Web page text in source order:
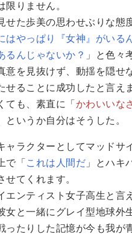
りません。
た歩美の思わせぶりな態
はやっぱり『女神』がいる
るんじゃないか？ 」と色々
意を見抜けず、動揺を隠せ
ることに成功したと言え
も、素直に「 かわいいな
いうか自分はそうした。
ラクターとしてマッドサ
で「 これは人間だ 」とハキ
てくれます。
ンティスト女子高生と言
女と一緒にグレイ型地球外
ったりした記憶が今も我が